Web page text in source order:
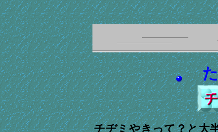
た
チヂミやきって？と大